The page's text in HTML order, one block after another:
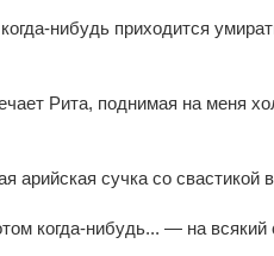
нибудь приходится
Рита, поднимая на меня
арийская сучка со свастикой
когда-нибудь... — на всякий